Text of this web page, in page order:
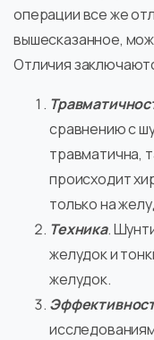
операции все же
вышесказанное,
Отличия
сравнению с
травматична,
происходит
только на
Техника.
желудок и
желудок.